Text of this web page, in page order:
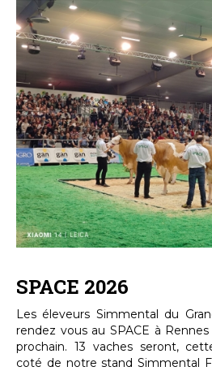
SPACE 2026
Les éleveurs Simmental du
rendez vous au SPACE à
prochain. 13 vaches seront,
coté de notre stand Simmental